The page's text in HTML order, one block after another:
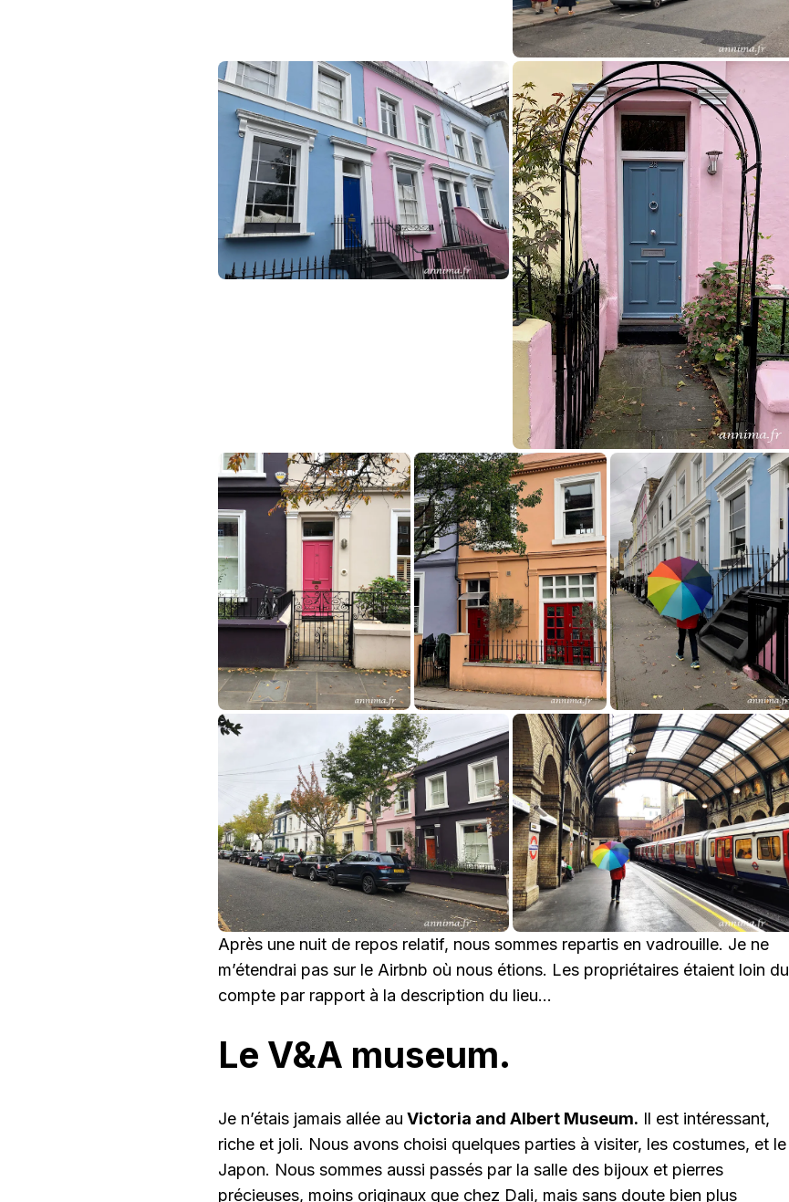
Après une nuit de repos relatif, nous sommes repartis en vadrouille. Je ne
m’étendrai pas sur le Airbnb où nous étions. Les propriétaires étaient loin du
compte par rapport à la description du lieu…
Le V&A museum.
Je n’étais jamais allée au Victoria and Albert Museum. Il est intéressant,
riche et joli. Nous avons choisi quelques parties à visiter, les costumes, et le
Japon. Nous sommes aussi passés par la salle des bijoux et pierres
précieuses, moins originaux que chez Dali, mais sans doute bien plus